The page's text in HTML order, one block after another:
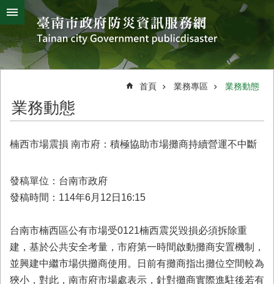
跳到主要內容區塊
搜
尋
進
階
搜
熱
字
颱
風
災
害
救
室
簡
介
災
防
新
聞
首頁 業務專區 業務動態
業務動態
楠西市場震損 南市府：積極協助市場攤商持續營運不中斷
發稿單位：台南市政府
發稿時間：114年6月12日16:15
台南市楠西區公有市場受0121楠西震災毀損必須拆除重
建，基於公共安全考量，市府第一時間啟動攤商安置機制，
並興建中繼市場供攤商使用。日前有攤商指出攤位空間較為
狹小，對此，南市府市場處表示，針對攤商實際進駐後若有